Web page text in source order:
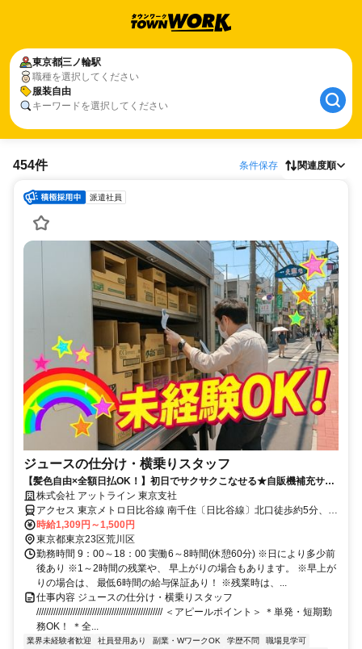
東京都三ノ輪駅
職種を選択してください
服装自由
キーワードを選択してください
454件 条件保存 関連度順
派遣社員
ジュースの仕分け・横乗りスタッフ
【髪色自由×全額日払OK！】初日でサクサクこなせる★自販機補充サポ
ート＜履歴書不要×WEB面談OK＞
株式会社 アットライン 東京支社
アクセス 東京メトロ日比谷線 南千住〔日比谷線〕北口徒歩約5分、Ｊ
Ｒ常磐線 南千住（常磐線）東口(JR)徒歩約5分、つくばエクスプレス
南千住〔つくばエクスプレス〕東出口(つくば)徒歩約5分
時給1,309円～1,500円
東京都東京23区荒川区
勤務時間 9：00～18：00 実働6～8時間(休憩60分) ※日により多少前
後あり ※1～2時間の残業や、 早上がりの場合もあります。 ※早上が
りの場合は、 最低6時間の給与保証あり！ ※残業時は、...
仕事内容 ジュースの仕分け・横乗りスタッフ
//////////////////////////////////////////////////// ＜アピールポイント＞ ＊単発・短期勤
務OK！ ＊全...
業界未経験者歓迎 社員登用あり 副業・WワークOK 学歴不問
職場見学可